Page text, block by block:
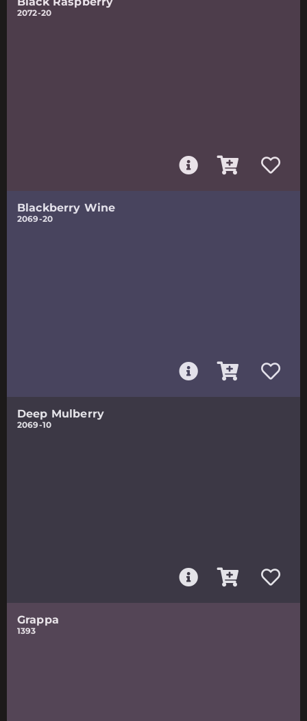
2072-20
Blackberry Wine
2069-20
Deep Mulberry
2069-10
Grappa
1393